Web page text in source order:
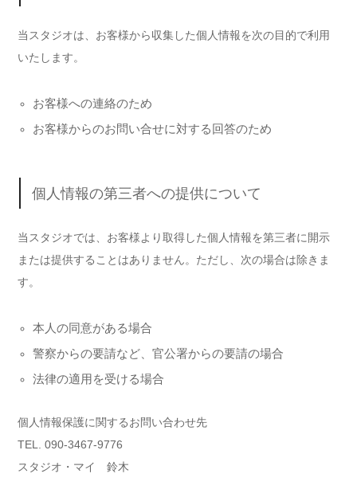
当スタジオは、お客様から収集した個人情報を次の目的で利用
いたします。
お客様への連絡のため
お客様からのお問い合せに対する回答のため
個人情報の第三者への提供について
当スタジオでは、お客様より取得した個人情報を第三者に開示
または提供することはありません。ただし、次の場合は除きま
す。
本人の同意がある場合
警察からの要請など、官公署からの要請の場合
法律の適用を受ける場合
個人情報保護に関するお問い合わせ先
TEL. 090-3467-9776
スタジオ・マイ 鈴木